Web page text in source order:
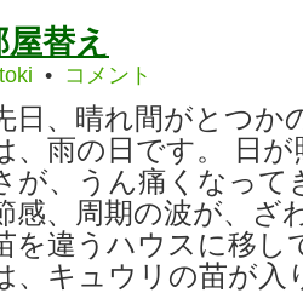
替え
• コメント
日、晴れ間がとつか
、雨の日です。 日
が、うん痛くなって
感、周期の波が、
を違うハウスに移し
、キュウリの苗が